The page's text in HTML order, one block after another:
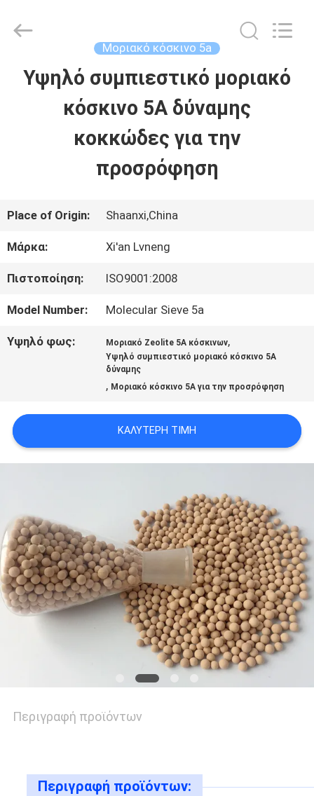
ΑΡΧΙΚΉ
ΠΡΟΪΌΝΤΑ
ΣΧΕΤΙΚΆ
ΜΕ
ΞΕΝΆΓΗΣΗ
ΣΤΟ
ΠΟΙΟΤΙΚΌΣ
ΈΛΕΓΧΟΣ
ΕΠΙΚΟΙΝΩΝΉΣΤΕ
ΕΙΔΉΣΕΙΣ
ΥΠΟΘΈΣΕΙΣ
Purification
Μοριακό κόσκινο 5a
Υψηλό συμπιεστικό μοριακό
κόσκινο 5A δύναμης
κοκκώδες για την
προσρόφηση
Place of Origin: Shaanxi,China
Μάρκα: Xi'an Lvneng
Πιστοποίηση: ISO9001:2008
Model Number: Molecular Sieve 5a
Υψηλό φως: Μοριακό Zeolite 5A κόσκινων,
Υψηλό συμπιεστικό μοριακό κόσκινο 5A
δύναμης
, Μοριακό κόσκινο 5A για την προσρόφηση
ΚΑΛΎΤΕΡΗ ΤΙΜΉ
Περιγραφή προϊόντων
Περιγραφή προϊόντων: